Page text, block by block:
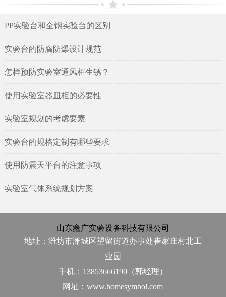
PP实验台和全钢实验台的区别
实验台的防腐防爆设计规范
怎样预防实验室通风柜生锈？
使用实验室器皿柜的必要性
实验室规划的考虑要素
实验台的规格定制有哪些要求
使用防震天平台的注意事项
实验室气体系统规划方案
山东鑫广实验设备科技有限公司
地址：潍坊市潍城区望留街道办事处崔家庄村北工
业园
手机：13853666190（郭经理）
网址：www.homesymbol.com